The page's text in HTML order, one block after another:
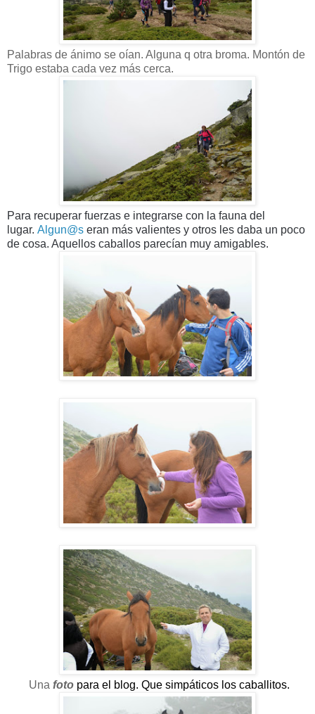
Palabras de ánimo se oían. Alguna q otra broma. Montón de
Trigo estaba cada vez más cerca.
Para recuperar fuerzas e integrarse con la fauna del
lugar. Algun@s eran más valientes y otros les daba un poco
de cosa. Aquellos caballos parecían muy amigables.
Una foto para el blog. Que simpáticos los caballitos.